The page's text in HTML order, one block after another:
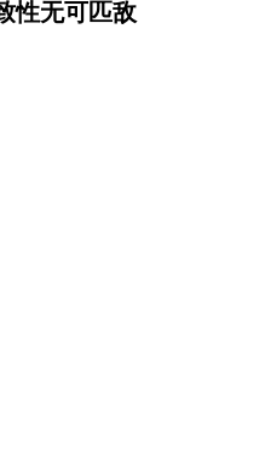
性无可匹敌